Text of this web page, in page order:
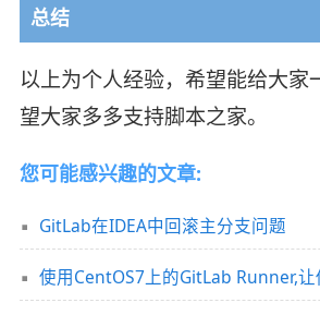
总结
以上为个人经验，希望能给大家
望大家多多支持脚本之家。
您可能感兴趣的文章:
GitLab在IDEA中回滚主分支问题
使用CentOS7上的GitLab Runner,